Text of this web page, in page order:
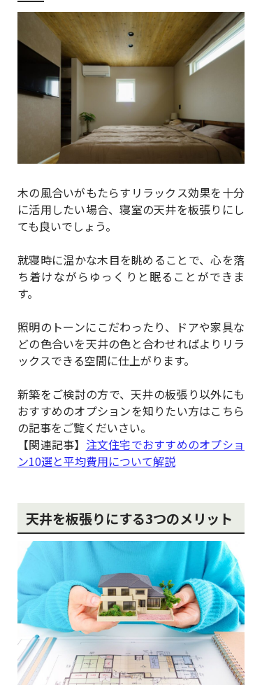
木の風合いがもたらすリラックス効果を十分
に活用したい場合、寝室の天井を板張りにし
ても良いでしょう。
就寝時に温かな木目を眺めることで、心を落
ち着けながらゆっくりと眠ることができま
す。
照明のトーンにこだわったり、ドアや家具な
どの色合いを天井の色と合わせればよりリラ
ックスできる空間に仕上がります。
新築をご検討の方で、天井の板張り以外にも
おすすめのオプションを知りたい方はこちら
の記事をご覧くだいさい。
【関連記事】 注文住宅でおすすめのオプショ
ン10選と平均費用について解説
天井を板張りにする3つのメリット